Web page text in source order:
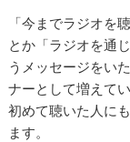
「今までラジオを
とか「ラジオを通
うメッセージをい
ナーとして増えて
初めて聴いた人に
ます。